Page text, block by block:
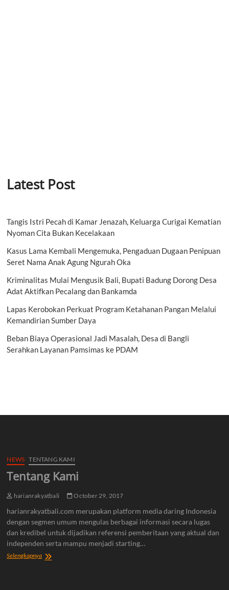
Latest Post
Tangis Istri Pecah di Kamar Jenazah, Keluarga Curigai Kematian
Nyoman Cita Bukan Kecelakaan
Kasus Lama Kembali Mengemuka, Pengaduan Dugaan Penipuan
Seret Nama Anak Agung Ngurah Oka
Kriminalitas Mulai Mengusik Bali, Bupati Badung Dorong Desa
Adat Aktifkan Pecalang dan Bankamda
Lapas Kerobokan Perkuat Program Ketahanan Pangan Melalui
Kemandirian Sumber Daya
Beban Biaya Operasional Jadi Masalah, Desa di Bangli
Serahkan Layanan Pamsimas ke PDAM
NEWS TENTANG KAMI
Tentang Kami
harianrakyatbali October 29, 2017
harianrakyatbali.com merupakan platform media daring Indonesia
dengan segmen umum mengulas berbagai informasi secara lugas
dan kredibel untuk dijadikan referensi pemberitaan yang aktual dan
independen serta mampu menjadi starting…
SelengkapnyaTentang